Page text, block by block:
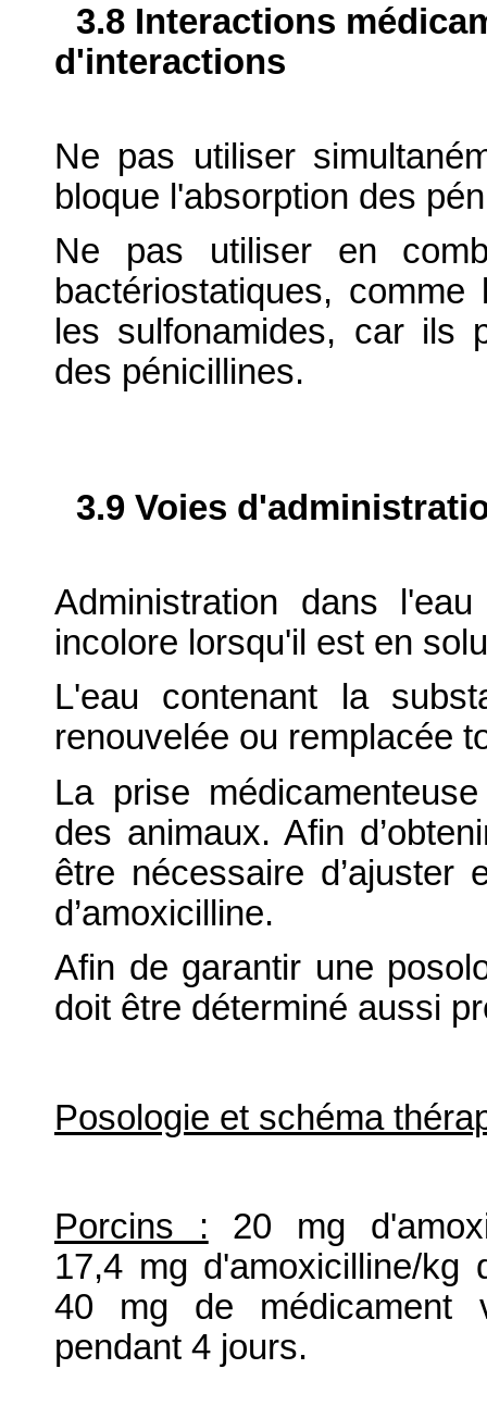
3.8 Interactions
d'interactions
Ne pas utiliser
bloque l'absorption des
Ne pas utiliser en
bactériostatiques,
les sulfonamides, car ils
des pénicillines.
3.9 Voies
Administration dans
incolore lorsqu'il est en
L'eau contenant la
renouvelée ou remplacée
La prise
des animaux. Afin
être nécessaire d’ajuster
d’amoxicilline.
Afin de garantir une
doit être déterminé aussi
Posologie et schéma
Porcins : 20 mg
17,4 mg d'amoxicilline/kg
40 mg de médicament
pendant 4 jours.